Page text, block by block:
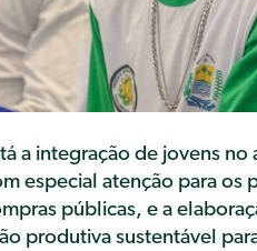
a integração de jovens
especial atenção para os
públicas, e a
produtiva sustentável